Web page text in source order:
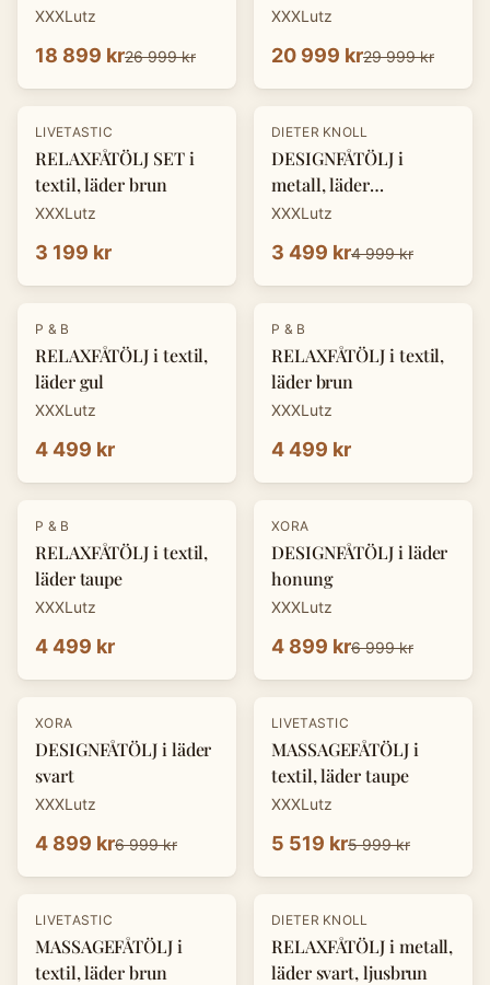
XXXLutz
18 899 kr26 999 kr
XXXLutz
20 999 kr29 999 kr
LIVETASTIC
RELAXFÅTÖLJ SET i
textil, läder brun
XXXLutz
3 199 kr
-30%
DIETER KNOLL
DESIGNFÅTÖLJ i
metall, läder
cognacfärgad
XXXLutz
3 499 kr4 999 kr
P & B
RELAXFÅTÖLJ i textil,
läder gul
XXXLutz
4 499 kr
P & B
RELAXFÅTÖLJ i textil,
läder brun
XXXLutz
4 499 kr
P & B
RELAXFÅTÖLJ i textil,
läder taupe
XXXLutz
4 499 kr
-30%
XORA
DESIGNFÅTÖLJ i läder
honung
XXXLutz
4 899 kr6 999 kr
-30%
XORA
DESIGNFÅTÖLJ i läder
svart
XXXLutz
4 899 kr6 999 kr
- 8%
LIVETASTIC
MASSAGEFÅTÖLJ i
textil, läder taupe
XXXLutz
5 519 kr5 999 kr
LIVETASTIC
MASSAGEFÅTÖLJ i
textil, läder brun
-30%
DIETER KNOLL
RELAXFÅTÖLJ i metall,
läder svart, ljusbrun